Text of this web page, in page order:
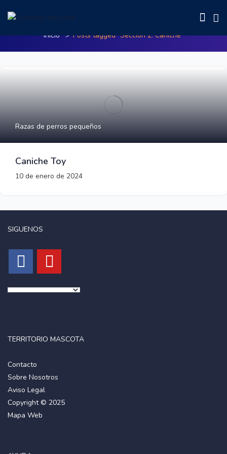
Posts tagged"Sección 2: Caniche"
Inicio Posts tagged "Sección 2: Caniche"
Razas de perros pequeños
Caniche Toy
10 de enero de 2024
SIGUENOS
TERRITORIO MASCOTA
Contacto
Sobre Nosotros
Aviso Legal
Copyright © 2025
Mapa Web